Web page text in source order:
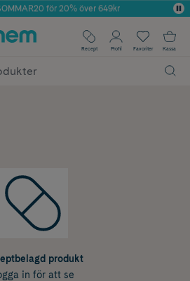
2025 inom Skönhet
för 20% över 649kr
✓ Fri frakt
på alla köp*
Recept Profil Favoriter Kassa
produkt
in för att se